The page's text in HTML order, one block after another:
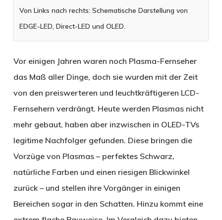
Von Links nach rechts: Schematische Darstellung von
EDGE-LED, Direct-LED und OLED.
Vor einigen Jahren waren noch Plasma-Fernseher
das Maß aller Dinge, doch sie wurden mit der Zeit
von den preiswerteren und leuchtkräftigeren LCD-
Fernsehern verdrängt. Heute werden Plasmas nicht
mehr gebaut, haben aber inzwischen in OLED-TVs
legitime Nachfolger gefunden. Diese bringen die
Vorzüge von Plasmas – perfektes Schwarz,
natürliche Farben und einen riesigen Blickwinkel
zurück – und stellen ihre Vorgänger in einigen
Bereichen sogar in den Schatten. Hinzu kommt eine